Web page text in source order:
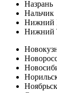
Назрань
Нальчик
Нижний
Нижний
Ноябрьск